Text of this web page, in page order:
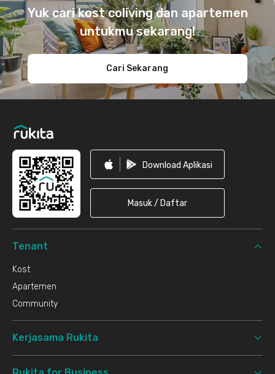
Yuk cari kost coliving dan apartemen
untukmu sekarang!
Cari Sekarang
Download Aplikasi
Masuk / Daftar
Tenant
Kost
Apartemen
Community
Kerjasama Rukita